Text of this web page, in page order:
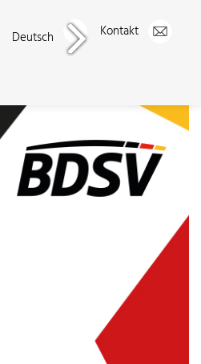
Deutsch Kontakt